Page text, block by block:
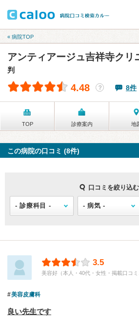
« 病院TOP
アンティアージュ吉祥寺クリ
判
4.48 ？ 8件
TOP 診療案内 地
この病院の口コミ (8件)
口コミを絞り込む
3.5
美容好（本人・40代・女性・掲載口コミ
美容皮膚科
良い先生です